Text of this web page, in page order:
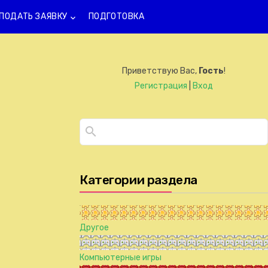
ПОДАТЬ ЗАЯВКУ keyboard_arrow_down ПОДГОТОВКА
Приветствую Вас, Гость!
Регистрация
Вход
Категории раздела
Другое
Компьютерные игры